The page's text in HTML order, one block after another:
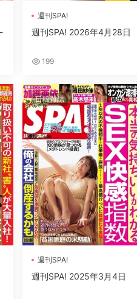
週刊SPA!
週刊SPA! 2026年4月28日
199
日韓雜誌
週刊SPA!
週刊SPA! 2025年3月4日